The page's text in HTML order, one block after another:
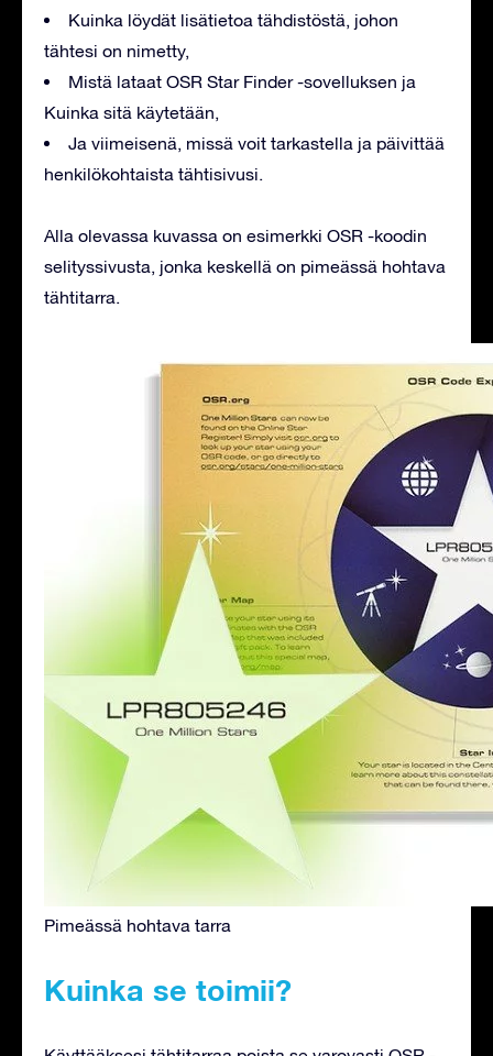
Kuinka löydät lisätietoa tähdistöstä, johon
tähtesi on nimetty,
Mistä lataat OSR Star Finder -sovelluksen ja
Kuinka sitä käytetään,
Ja viimeisenä, missä voit tarkastella ja päivittää
henkilökohtaista tähtisivusi.
Alla olevassa kuvassa on esimerkki OSR -koodin
selityssivusta, jonka keskellä on pimeässä hohtava
tähtitarra.
Pimeässä hohtava tarra
Kuinka se toimii?